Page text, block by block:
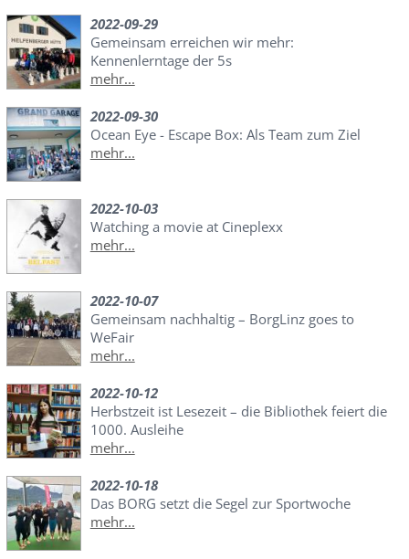
2022-09-29
Gemeinsam erreichen wir mehr:
Kennenlerntage der 5s
mehr...
2022-09-30
Ocean Eye - Escape Box: Als Team zum Ziel
mehr...
2022-10-03
Watching a movie at Cineplexx
mehr...
2022-10-07
Gemeinsam nachhaltig – BorgLinz goes to
WeFair
mehr...
2022-10-12
Herbstzeit ist Lesezeit – die Bibliothek feiert die
1000. Ausleihe
mehr...
2022-10-18
Das BORG setzt die Segel zur Sportwoche
mehr...